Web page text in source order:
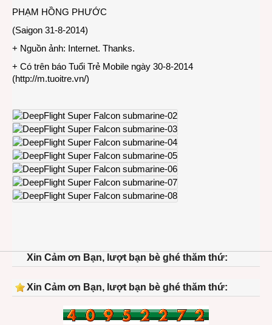
PHẠM HỒNG PHƯỚC
(Saigon 31-8-2014)
+ Nguồn ảnh: Internet. Thanks.
+ Có trên báo Tuổi Trẻ Mobile ngày 30-8-2014
(http://m.tuoitre.vn/)
Xin Cảm ơn Bạn, lượt bạn bè ghé thăm thứ:
Xin Cảm ơn Bạn, lượt bạn bè ghé thăm thứ: